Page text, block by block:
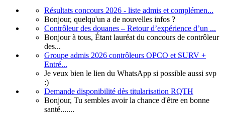
Résultats concours 2026 - liste admis et complémen...
Bonjour, quelqu'un a de nouvelles infos ?
Contrôleur des douanes – Retour d’expérience d’un ...
Bonjour à tous, Étant lauréat du concours de contrôleur
des...
Groupe admis 2026 contrôleurs OPCO et SURV +
Entré...
Je veux bien le lien du WhatsApp si possible aussi svp
:)
Demande disponibilité dès titularisation RQTH
Bonjour, Tu sembles avoir la chance d'être en bonne
santé.......